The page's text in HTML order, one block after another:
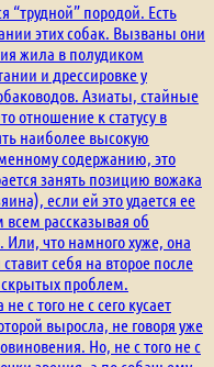
“трудной” породой. Есть
этих собак. Вызваны они
жила в полудиком
и дрессировке у
Азиаты, стайные
отношение к статусу в
наиболее высокую
содержанию, это
занять позицию вожака
если ей это удается ее
рассказывая об
Или, что намного хуже, она
себя на второе после
проблем.
с того не с сего кусает
выросла, не говоря уже
Но, не с того не с